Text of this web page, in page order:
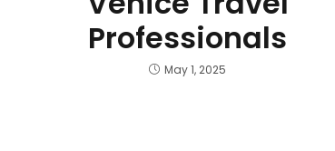
Professionals
May 1, 2025